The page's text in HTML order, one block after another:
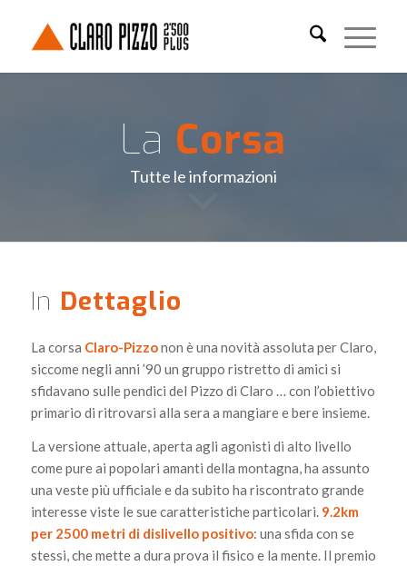
La Corsa
Tutte le informazioni
In Dettaglio
La corsa Claro-Pizzonon è una novità assoluta per Claro,
siccome negli anni ’90 un gruppo ristretto di amici si
sfidavano sulle pendici del Pizzo di Claro … con l’obiettivo
primario di ritrovarsi alla sera a mangiare e bere insieme.
La versione attuale, aperta agli agonisti di alto livello
come pure ai popolari amanti della montagna, ha assunto
una veste più ufficiale e da subito ha riscontrato grande
interesse viste le sue caratteristiche particolari. 9.2km
per 2500 metri di dislivello positivo: una sfida con se
stessi, che mette a dura prova il fisico e la mente. Il premio